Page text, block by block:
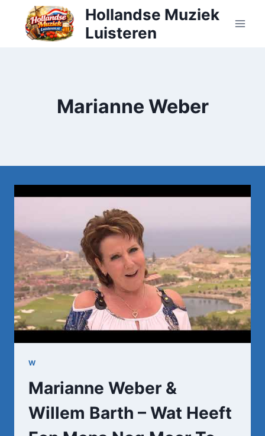
Doorgaan
inhoud
Hollandse Muziek
Luisteren
Marianne Weber
W
Marianne Weber &
Willem Barth – Wat Heeft